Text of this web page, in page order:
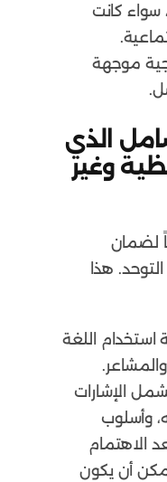
كانت
موجهة
الذي
وغير
لضمان
هذا
استخدام اللغة
الإشارات
وأسلوب
الاهتمام
أن يكون